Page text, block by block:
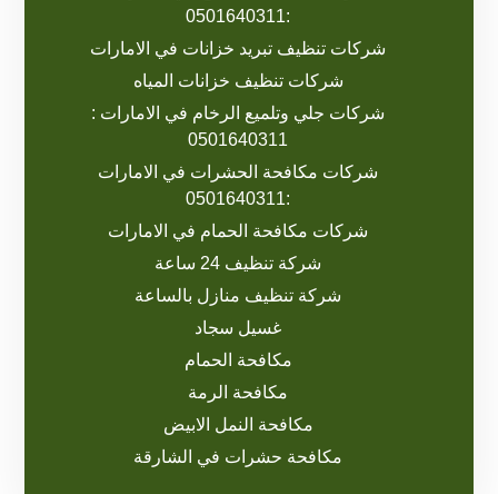
:0501640311
شركات تنظيف تبريد خزانات في الامارات
شركات تنظيف خزانات المياه
شركات جلي وتلميع الرخام في الامارات :
0501640311
شركات مكافحة الحشرات في الامارات
:0501640311
شركات مكافحة الحمام في الامارات
شركة تنظيف 24 ساعة
شركة تنظيف منازل بالساعة
غسيل سجاد
مكافحة الحمام
مكافحة الرمة
مكافحة النمل الابيض
مكافحة حشرات في الشارقة